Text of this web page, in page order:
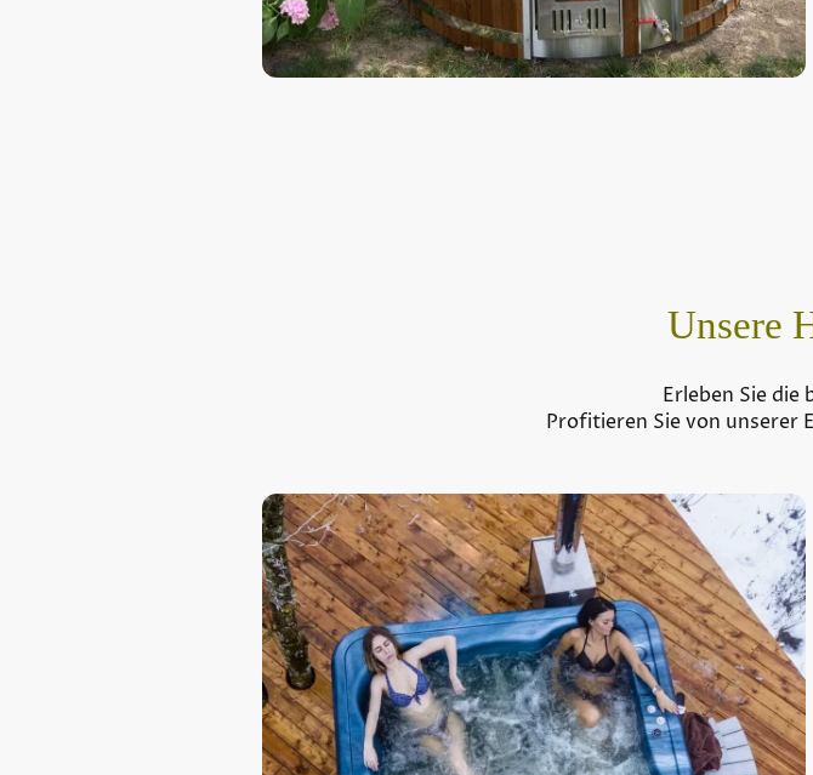
Unsere
Erleben Sie die
Profitieren Sie von unserer